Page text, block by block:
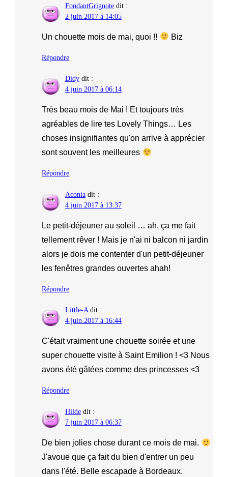
FondantGrignote dit :
2 juin 2017 à 14:05
Un chouette mois de mai, quoi !! Biz
Répondre
Didy dit :
4 juin 2017 à 06:14
Très beau mois de Mai ! Et toujours très
agréables de lire tes Lovely Things… Les
choses insignifiantes qu'on arrive à apprécier
sont souvent les meilleures
Répondre
Aconia dit :
4 juin 2017 à 13:37
Le petit-déjeuner au soleil … ah, ça me fait
tellement rêver ! Mais je n'ai ni balcon ni jardin
alors je dois me contenter d'un petit-déjeuner
les fenêtres grandes ouvertes ahah!
Répondre
Little-A dit :
4 juin 2017 à 16:44
C'était vraiment une chouette soirée et une
super chouette visite à Saint Emilion ! <3 Nous
avons été gâtées comme des princesses <3
Répondre
Hilde dit :
7 juin 2017 à 06:37
De bien jolies chose durant ce mois de mai.
J'avoue que ça fait du bien d'entrer un peu
dans l'été. Belle escapade à Bordeaux.